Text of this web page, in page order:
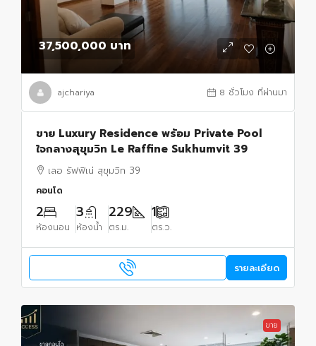
37,500,000 บาท
ajchariya 8 ชั่วโมง ที่ผ่านมา
ขาย Luxury Residence พร้อม Private Pool
ใจกลางสุขุมวิท Le Raffine Sukhumvit 39
เลอ รัฟฟิเน่ สุขุมวิท 39
คอนโด
2
ห้องนอน
3
ห้องน้ำ
229
ตร.ม.
1
ตร.ว.
รายละเอียด
ขาย